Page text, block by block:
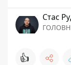
Стас
👍